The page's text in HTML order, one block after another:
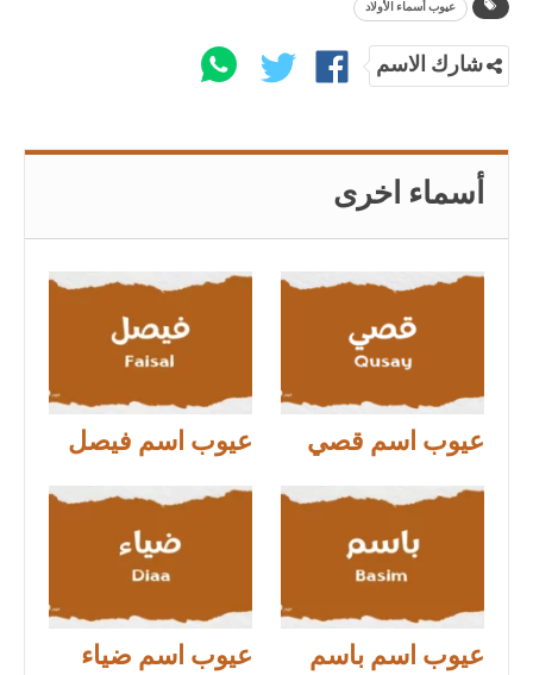
عيوب أسماء الأولاد
شارك الاسم
أسماء اخرى
عيوب اسم قصي عيوب اسم فيصل
عيوب اسم باسم عيوب اسم ضياء